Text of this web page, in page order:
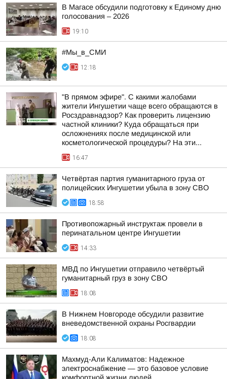
В Магасе обсудили подготовку к Единому дню
голосования – 2026
19:10
#Мы_в_СМИ
12:18
"В прямом эфире". С какими жалобами
жители Ингушетии чаще всего обращаются в
Росздравнадзор? Как проверить лицензию
частной клиники? Куда обращаться при
осложнениях после медицинской или
косметологической процедуры? На эти...
16:47
Четвёртая партия гуманитарного груза от
полицейских Ингушетии убыла в зону СВО
18:58
Противопожарный инструктаж провели в
перинатальном центре Ингушетии
14:33
МВД по Ингушетии отправило четвёртый
гуманитарный груз в зону СВО
18:08
В Нижнем Новгороде обсудили развитие
вневедомственной охраны Росгвардии
18:08
Махмуд-Али Калиматов: Надежное
электроснабжение — это базовое условие